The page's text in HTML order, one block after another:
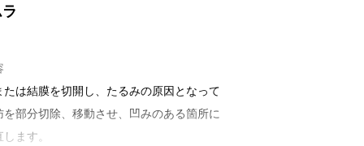
たは結膜を切開し、たるみの原因となって
を部分切除、移動させ、凹みのある箇所に
ます。